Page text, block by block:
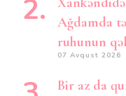
Ağdamda
ruhunun
07 Avqust 2026
Bir az da